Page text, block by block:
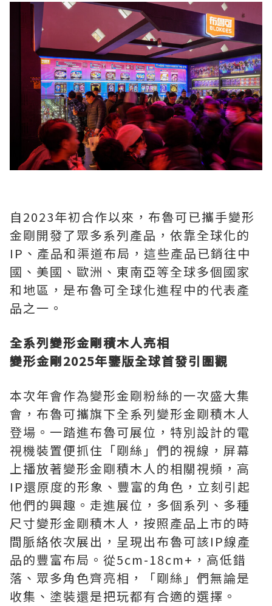
自2023年初合作以來，布魯可已攜手變形
金剛開發了眾多系列產品，依靠全球化的
IP、產品和渠道布局，這些產品已銷往中
國、美國、歐洲、東南亞等全球多個國家
和地區，是布魯可全球化進程中的代表產
品之一。
全系列變形金剛積木人亮相
變形金剛2025年鑒版全球首發引圍觀
本次年會作為變形金剛粉絲的一次盛大集
會，布魯可攜旗下全系列變形金剛積木人
登場。一踏進布魯可展位，特別設計的電
視機裝置便抓住「剛絲」們的視線，屏幕
上播放著變形金剛積木人的相關視頻，高
IP還原度的形象、豐富的角色，立刻引起
他們的興趣。走進展位，多個系列、多種
尺寸變形金剛積木人，按照產品上市的時
間脈絡依次展出，呈現出布魯可該IP線產
品的豐富布局。從5cm-18cm+，高低錯
落、眾多角色齊亮相，「剛絲」們無論是
收集、塗裝還是把玩都有合適的選擇。